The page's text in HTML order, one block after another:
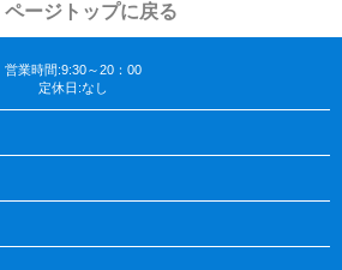
ページトップに戻る
営業時間:9:30～20：00
定休日:なし